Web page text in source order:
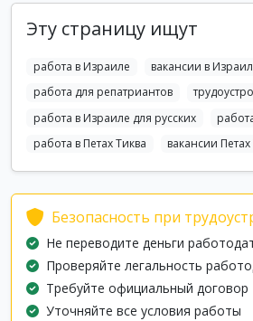
Эту страницу ищут
работа в Израиле
вакансии в
работа для репатриантов
работа в Израиле для русских
работа в Петах Тиква
вакансии Петах
Безопасность при
Не переводите деньги
Проверяйте легальность
Требуйте официальный договор
Уточняйте все условия работы